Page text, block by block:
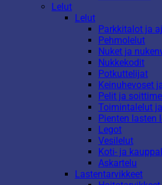
Lelut
Lelut
Parkkitalot ja
Pehmolelut
Nuket ja
Nukkekodit
Potkuttelijat
Keinuhevoset
Pelit ja
Toimintalelut
Pienten lasten
Legot
Vesilelut
Koti- ja
Askartelu
Lastentarvikkeet